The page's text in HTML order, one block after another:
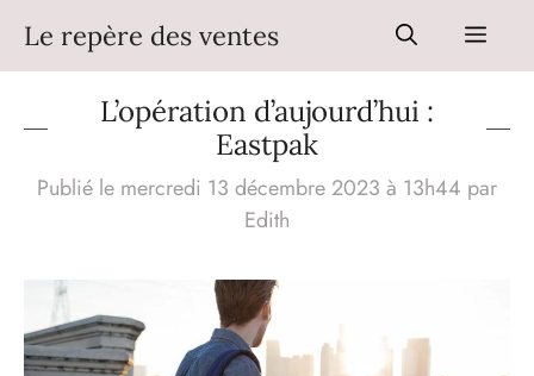
contenu
Le repère des ventes Menu
L’opération d’aujourd’hui :
Eastpak
Publié le mercredi 13 décembre 2023 à 13h44 par
Edith